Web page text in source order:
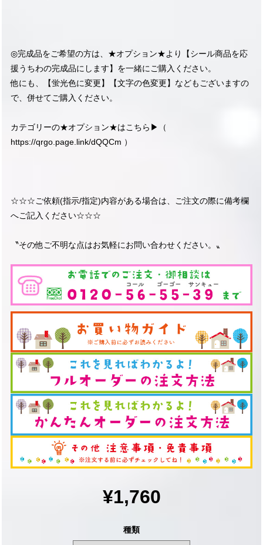
◎完成品をご希望の方は、★オプション★より【シール商品を応
援うちわの完成品にします】を一緒にご購入ください。
他にも、【蛍光色に変更】【文字の色変更】などもございますの
で、併せてご購入ください。
カテゴリーの★オプション★はこちら▶︎（
https://qrgo.page.link/dQQCm ）
☆☆☆ご依頼(指示/指定)内容がある場合は、ご注文の際に備考欄
へご記入ください☆☆☆
〝その他ご不明な点はお気軽にお問い合わせください。〟
¥1,760
種類